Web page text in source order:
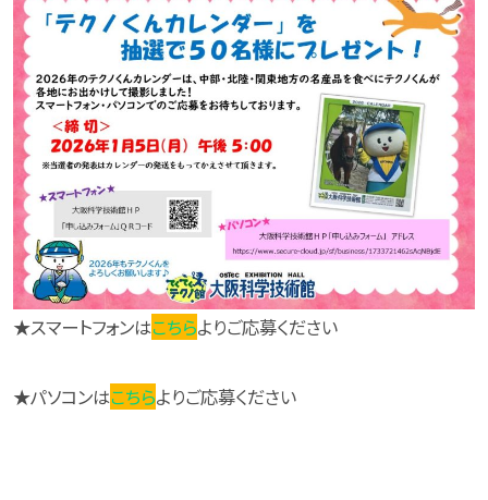
★スマートフォンはこちらよりご応募ください
★パソコンはこちらよりご応募ください